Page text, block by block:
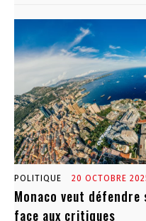
POLITIQUE 20 OCTOBRE
Monaco veut
face aux critiques